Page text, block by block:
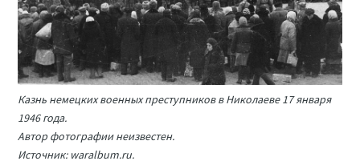
Казнь немецких военных преступников в Николаеве 17 января
1946 года.
Автор фотографии неизвестен.
Источник: waralbum.ru.